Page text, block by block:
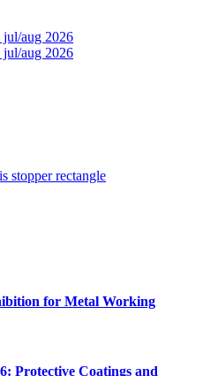
for Metal Working
Protective Coatings and